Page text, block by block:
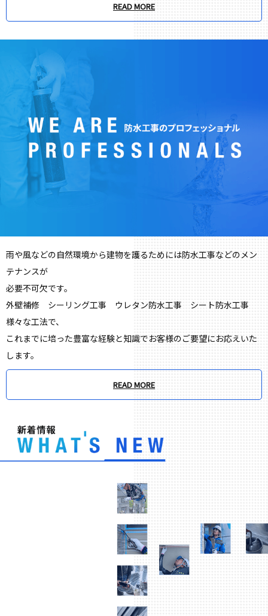
READ MORE
雨や風などの自然環境から建物を護るためには防水工事などのメン
テナンスが
必要不可欠です。
外壁補修 シーリング工事 ウレタン防水工事 シート防水工事
様々な工法で、
これまでに培った豊富な経験と知識でお客様のご要望にお応えいた
します。
READ MORE